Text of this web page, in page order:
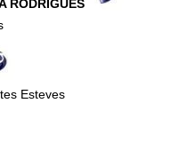
RODRIGUES
Esteves